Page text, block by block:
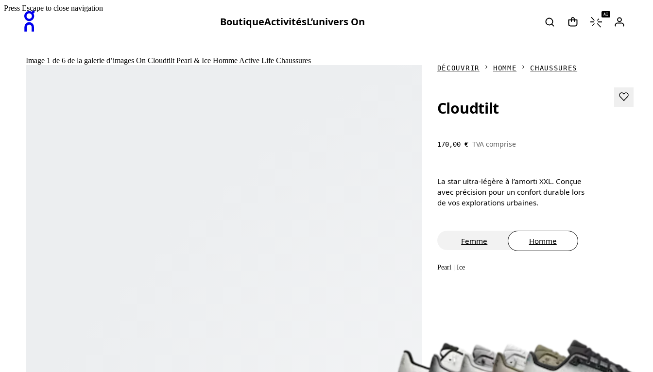
BoutiqueActivitésL’univers On
AI
Press Escape to close navigation
Image 1 de 6 de la galerie d’images On Cloudtilt Pearl & Ice Homme Active Life Chaussures
DÉCOUVRIR HOMME CHAUSSURES
Cloudtilt
170,00 € TVA comprise
La star ultra-légère à l’amorti XXL. Conçue
avec précision pour un confort durable lors
de vos explorations urbaines.
Femme Homme
Pearl | Ice